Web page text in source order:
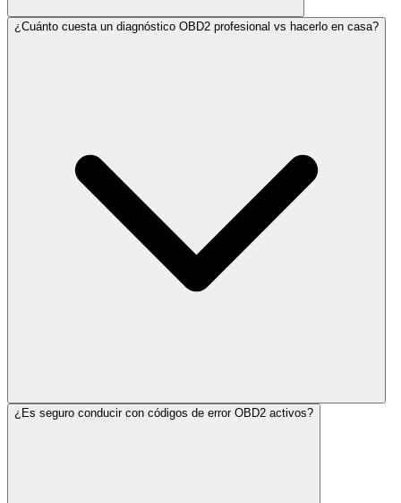
¿Cuánto cuesta un diagnóstico OBD2 profesional vs hacerlo en casa?
¿Es seguro conducir con códigos de error OBD2 activos?